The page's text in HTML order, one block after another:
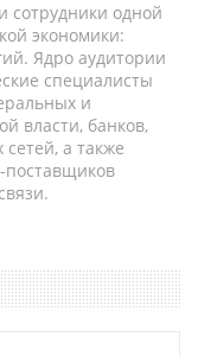
сотрудники одной
экономики:
Ядро аудитории
специалисты
и
власти, банков,
а также
поставщиков